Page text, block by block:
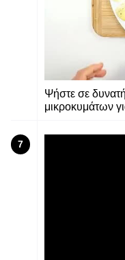
Ψήστε σε
μικροκυμάτων
7